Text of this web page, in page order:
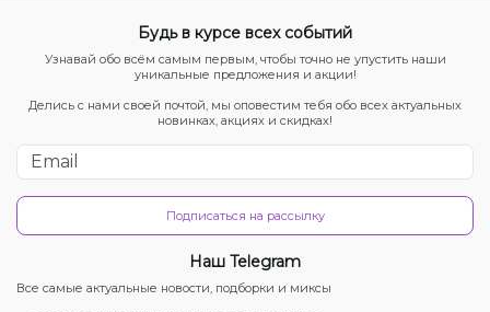
Будь в курсе всех событий
Узнавай обо всём самым первым, чтобы точно не упустить наши
уникальные предложения и акции!
Делись с нами своей почтой, мы оповестим тебя обо всех актуальных
новинках, акциях и скидках!
Подписаться на рассылку
Наш Telegram
Все самые актуальные новости, подборки и миксы